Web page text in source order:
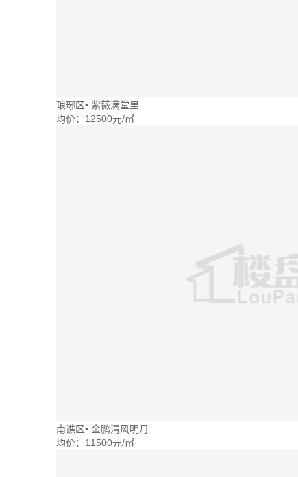
琅琊区• 紫薇满堂里
均价： 12500元/㎡
南谯区• 金鹏清风明月
均价： 11500元/㎡